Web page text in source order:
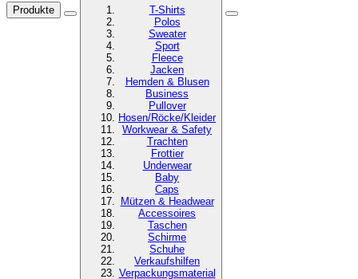
Produkte
T-Shirts
Polos
Sweater
Sport
Fleece
Jacken
Hemden & Blusen
Business
Pullover
Hosen/Röcke/Kleider
Workwear & Safety
Trachten
Frottier
Underwear
Baby
Caps
Mützen & Headwear
Accessoires
Taschen
Schirme
Schuhe
Verkaufshilfen
Verpackungsmaterial